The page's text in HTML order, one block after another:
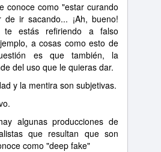
conoce como "estar curando
de ir sacando... ¡Ah, bueno!
estás refiriendo a falso
a cosas como esto de
es que también, la
del uso que le quieras dar.
y la mentira son subjetivas.
algunas producciones de
que resultan que son
como "deep fake"